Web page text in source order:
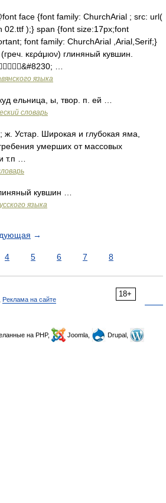
face {font family: ChurchArial ; src: url(
02.ttf );} span {font size:17px;font
font family: ChurchArial ,Arial,Serif;}
κεράμιον) глиняный кувшин.
…
языка
ельница, ы, твор. п. ей …
словарь
Устар. Широкая и глубокая яма,
умерших от массовых
т.п …
кувшин …
языка
→
4 5 6 7 8
18+
Реклама на сайте
на PHP, Joomla,
Drupal,